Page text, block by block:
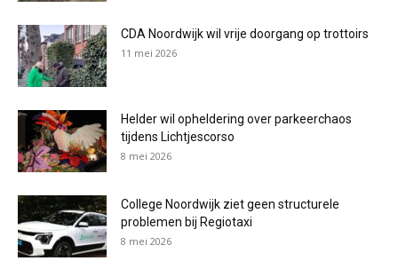
CDA Noordwijk wil vrije doorgang op trottoirs
11 mei 2026
Helder wil opheldering over parkeerchaos
tijdens Lichtjescorso
8 mei 2026
College Noordwijk ziet geen structurele
problemen bij Regiotaxi
8 mei 2026